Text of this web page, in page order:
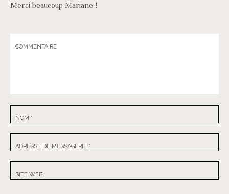
Merci beaucoup Mariane !
COMMENTAIRE
NOM *
ADRESSE DE MESSAGERIE *
SITE WEB